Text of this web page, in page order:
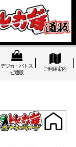
デジカ・バトス
ピ通販
ご利用案内